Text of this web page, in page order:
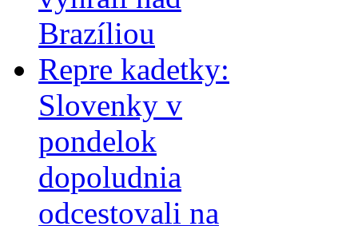
Brazíliou
Repre kadetky:
Slovenky v
pondelok
dopoludnia
odcestovali na